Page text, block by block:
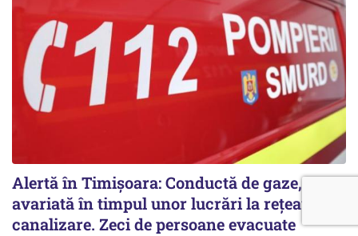
Alertă în Timișoara: Conductă de gaze,
avariată în timpul unor lucrări la rețeaua de
canalizare. Zeci de persoane evacuate